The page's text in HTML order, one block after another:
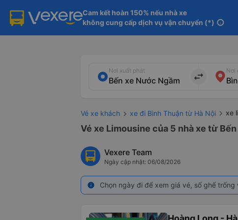
Cam kết hoàn 150% nếu nhà xe
không cung cấp dịch vụ vận chuyển (*) info
Nơi xuất phát
import_export
Nơi
Vé xe khách xe đi Bình Thuận từ Hà Nội xe
Vé xe Limousine của 5 nhà xe từ
Vexere Team
Ngày cập nhật: 06/08/2026
info Chọn ngày đi để xem giá vé, số ghế